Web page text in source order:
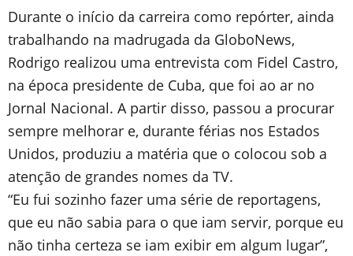
Durante o início da carreira como repórter, ainda
trabalhando na madrugada da GloboNews,
Rodrigo realizou uma entrevista com Fidel Castro,
na época presidente de Cuba, que foi ao ar no
Jornal Nacional. A partir disso, passou a procurar
sempre melhorar e, durante férias nos Estados
Unidos, produziu a matéria que o colocou sob a
atenção de grandes nomes da TV.
“Eu fui sozinho fazer uma série de reportagens,
que eu não sabia para o que iam servir, porque eu
não tinha certeza se iam exibir em algum lugar”,